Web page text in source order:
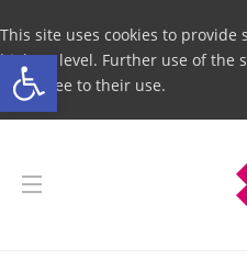
Open toolbar
This site uses cookies to provide
highest level. Further use of the
you agree to their use.